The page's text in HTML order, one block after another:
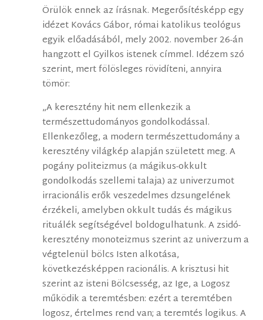
Örülök ennek az írásnak. Megerősítésképp egy
idézet Kovács Gábor, római katolikus teológus
egyik előadásából, mely 2002. november 26-án
hangzott el Gyilkos istenek címmel. Idézem szó
szerint, mert fölösleges rövidíteni, annyira
tömör:
„A keresztény hit nem ellenkezik a
természettudományos gondolkodással.
Ellenkezőleg, a modern természettudomány a
keresztény világkép alapján született meg. A
pogány politeizmus (a mágikus-okkult
gondolkodás szellemi talaja) az univerzumot
irracionális erők veszedelmes dzsungelének
érzékeli, amelyben okkult tudás és mágikus
rituálék segítségével boldogulhatunk. A zsidó-
keresztény monoteizmus szerint az univerzum a
végtelenül bölcs Isten alkotása,
következésképpen racionális. A krisztusi hit
szerint az isteni Bölcsesség, az Ige, a Logosz
működik a teremtésben: ezért a teremtében
logosz, értelmes rend van; a teremtés logikus. A